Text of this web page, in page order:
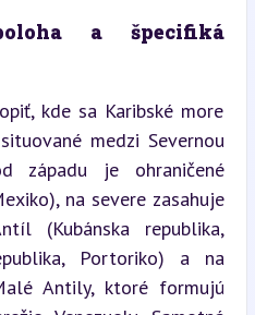
a špecifiká
kde sa Karibské more
medzi Severnou
západu je ohraničené
na severe zasahuje
(Kubánska republika,
Portoriko) a na
Antily, ktoré formujú